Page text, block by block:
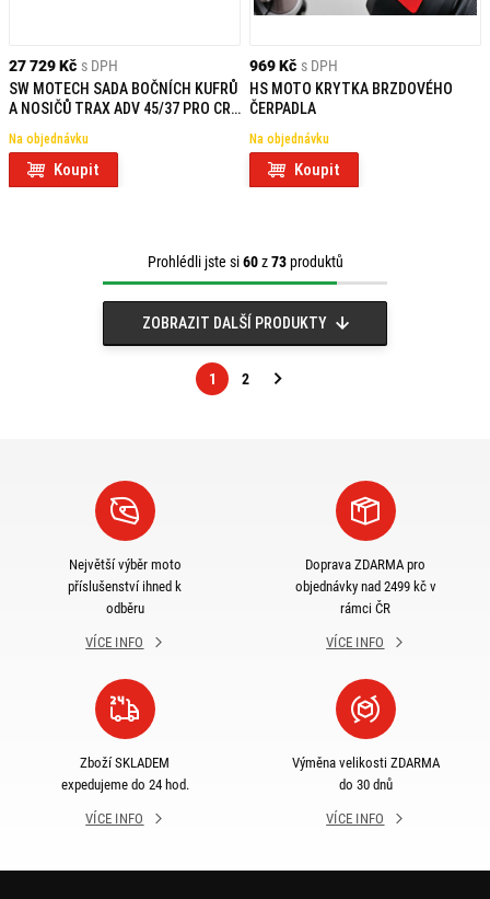
27 729 Kč s DPH
SW MOTECH SADA BOČNÍCH KUFRŮ
A NOSIČŮ TRAX ADV 45/37 PRO CRF
Na objednávku
Koupit
969 Kč s DPH
HS MOTO KRYTKA BRZDOVÉHO
ČERPADLA
Na objednávku
Koupit
Prohlédli jste si60z73produktů
ZOBRAZIT DALŠÍ PRODUKTY
1 2
Následující
Největší výběr moto
příslušenství ihned k
odběru
VÍCE INFO
Doprava ZDARMA pro
objednávky nad 2499 kč v
rámci ČR
VÍCE INFO
Zboží SKLADEM
expedujeme do 24 hod.
VÍCE INFO
Výměna velikosti ZDARMA
do 30 dnů
VÍCE INFO